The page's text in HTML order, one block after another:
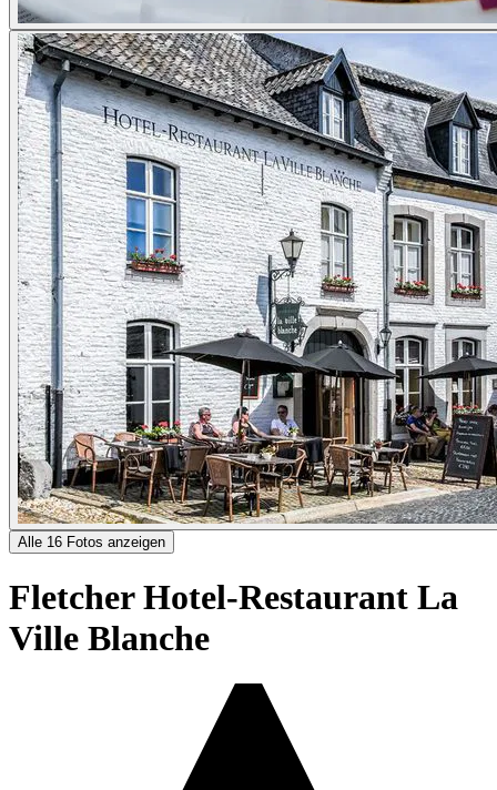
Alle 16 Fotos anzeigen
Fletcher Hotel-Restaurant La
Ville Blanche